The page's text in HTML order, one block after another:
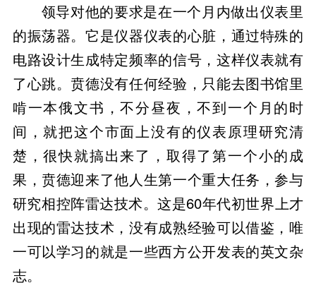
领导对他的要求是在一个月内做出仪表里
的振荡器。它是仪器仪表的心脏，通过特殊的
电路设计生成特定频率的信号，这样仪表就有
了心跳。贲德没有任何经验，只能去图书馆里
啃一本俄文书，不分昼夜，不到一个月的时
间，就把这个市面上没有的仪表原理研究清
楚，很快就搞出来了，取得了第一个小的成
果，贲德迎来了他人生第一个重大任务，参与
研究相控阵雷达技术。这是60年代初世界上才
出现的雷达技术，没有成熟经验可以借鉴，唯
一可以学习的就是一些西方公开发表的英文杂
志。